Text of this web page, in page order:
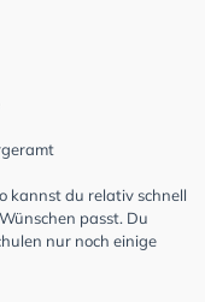
kannst du relativ schnell
passt. Du
nur noch einige